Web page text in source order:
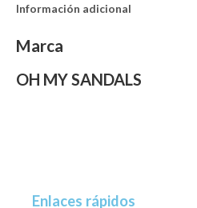
Información adicional
Marca
OH MY SANDALS
Enlaces rápidos